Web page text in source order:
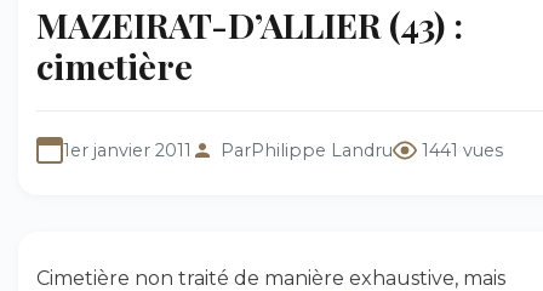
MAZEIRAT-D’ALLIER (43) :
cimetière
1er janvier 2011 ParPhilippe Landru 1441 vues
Cimetière non traité de manière exhaustive, mais